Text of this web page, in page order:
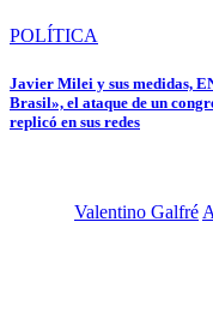
POLÍTICA
Javier Milei y sus medidas,
Brasil», el ataque de un
replicó en sus redes
Valentino Galfré